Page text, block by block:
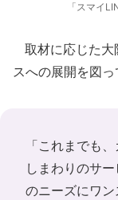
「スマイ
取材に応じた大
スへの展開を図っ
「これまでも
しまわりのサ
のニーズにワ